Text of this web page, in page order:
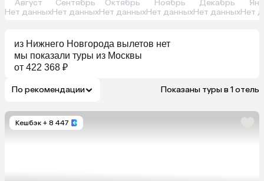
Август
Нет данных
Сентябрь
Нет данных
Октябрь
Нет данных
Ноябрь
Нет данных
Декабрь
Нет данныхНет
из Нижнего Новгорода вылетов нет
мы показали туры из Москвы
от 422 368 ₽
По рекомендации Показаны туры в 1 отель
Кешбэк + 8 447